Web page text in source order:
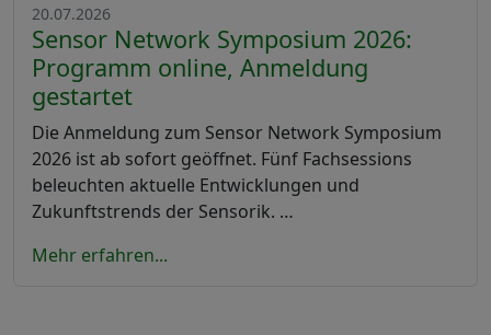
20.07.2026
Sensor Network Symposium 2026:
Programm online, Anmeldung
gestartet
Die Anmeldung zum Sensor Network Symposium
2026 ist ab sofort geöffnet. Fünf Fachsessions
beleuchten aktuelle Entwicklungen und
Zukunftstrends der Sensorik. …
Mehr erfahren...